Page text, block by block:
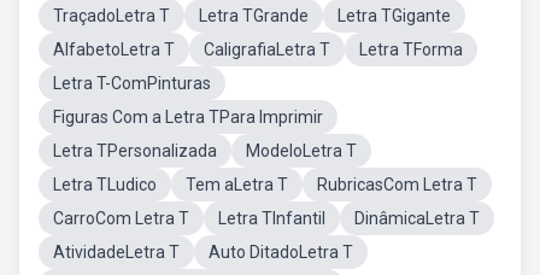
TraçadoLetra T
Letra TGrande
Letra TGigante
AlfabetoLetra T
CaligrafiaLetra T
Letra TForma
Letra T-ComPinturas
Figuras Com a Letra TPara Imprimir
Letra TPersonalizada
ModeloLetra T
Letra TLudico
Tem aLetra T
RubricasCom Letra T
CarroCom Letra T
Letra TInfantil
DinâmicaLetra T
AtividadeLetra T
Auto DitadoLetra T